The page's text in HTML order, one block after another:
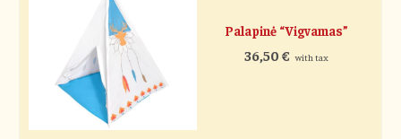
Palapinė “Vigvamas”
36,50€ with tax